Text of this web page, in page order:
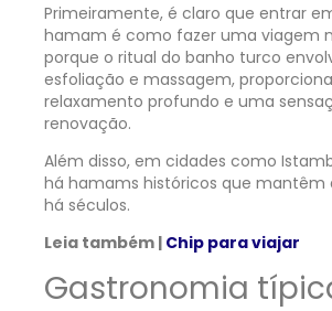
Primeiramente, é claro que entrar
hamam é como fazer uma viagem
porque o ritual do banho turco
esfoliação e massagem,
relaxamento profundo e uma
renovação.
Além disso, em cidades como
há hamams históricos que mantêm
há séculos.
Leia também | Chip para viajar
Gastronomia